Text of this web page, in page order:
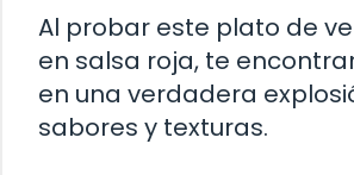
Al probar este plato de
en salsa roja, te
en una verdadera
sabores y texturas.